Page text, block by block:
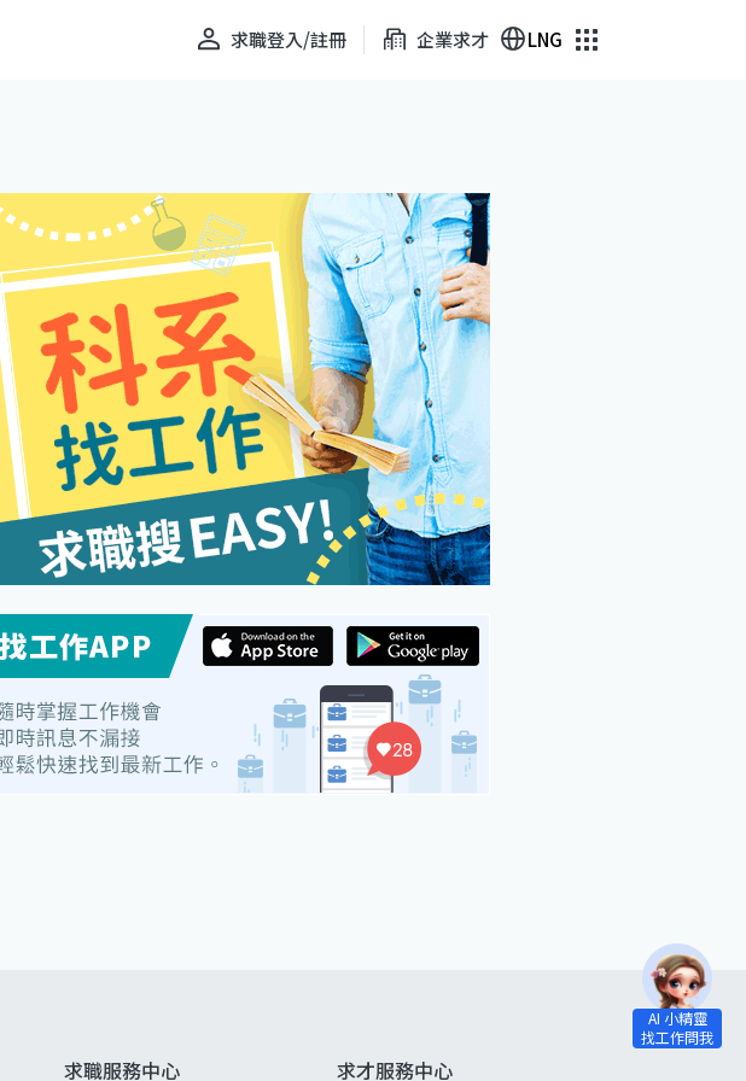
求職登入/註冊 企業求才 LNG
求職服務中心 求才服務中心